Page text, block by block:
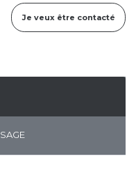
Je veux être contacté